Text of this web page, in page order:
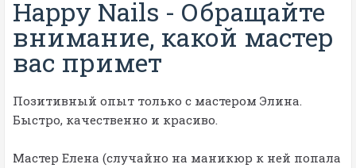
Happy Nails - Обращайте
внимание, какой мастер
вас примет
Позитивный опыт только с мастером Элина.
Быстро, качественно и красиво.
Мастер Елена (случайно на маникюр к ней попала